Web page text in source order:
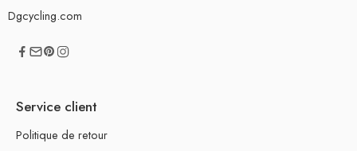
Dgcycling.com
Service client
Politique de retour